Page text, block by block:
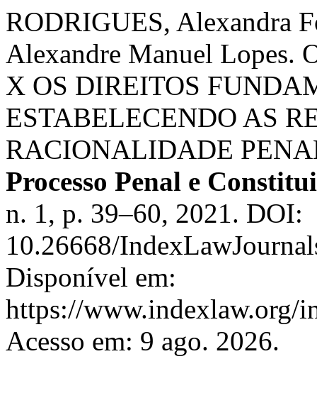
RODRIGUES, Alexandra
Alexandre Manuel Lopes.
X OS DIREITOS
ESTABELECENDO AS
RACIONALIDADE
Processo Penal e
n. 1, p. 39–60, 2021. DOI:
10.26668/
Disponível em:
https://www.indexlaw.org/
Acesso em: 9 ago. 2026.